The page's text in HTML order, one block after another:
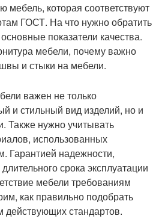
мебель, которая соответствуют
ГОСТ. На что нужно обратить
показатели качества.
мебели, почему важно
и стыки на мебели.
важен не только
и стильный вид изделий, но и
Также нужно учитывать
использованных
Гарантией надежности,
срока эксплуатации
мебели требованиям
как правильно подобрать
действующих стандартов.